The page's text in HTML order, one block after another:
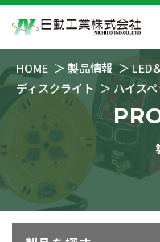
HOME 製品情報 LED
ディスクライト
ハイス